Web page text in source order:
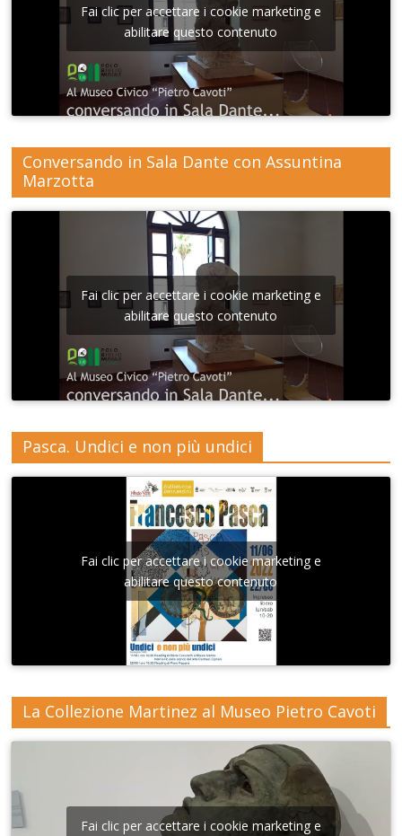
Fai clic per accettare i cookie marketing e
abilitare questo contenuto
Conversando in Sala Dante con Assuntina
Marzotta
Fai clic per accettare i cookie marketing e
abilitare questo contenuto
Pasca. Undici e non più undici
Fai clic per accettare i cookie marketing e
abilitare questo contenuto
La Collezione Martinez al Museo Pietro Cavoti
Fai clic per accettare i cookie marketing e